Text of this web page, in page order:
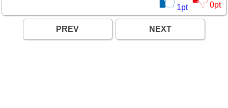
1pt 0pt
PREV NEXT